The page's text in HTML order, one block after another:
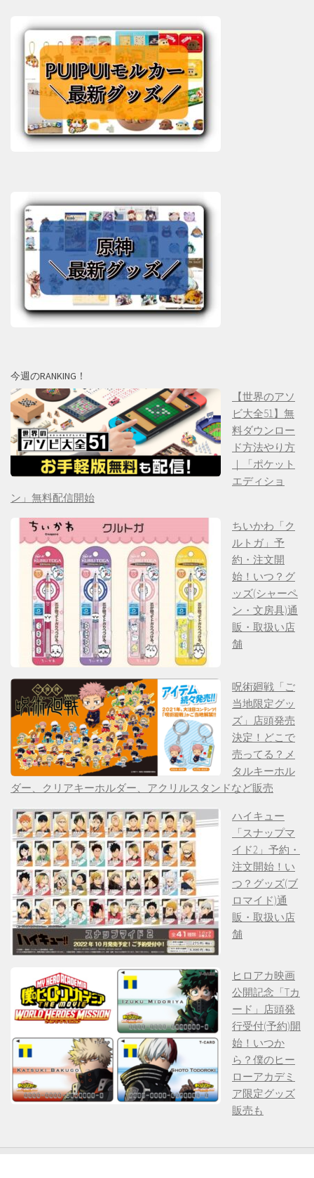
今週のRANKING！
【世界のアソ
ビ大全51】無
料ダウンロー
ド方法やり方
｜「ポケット
エディショ
ン」無料配信開始
ちいかわ「ク
ルトガ」予
約・注文開
始！いつ？グ
ッズ(シャーペ
ン・文房具)通
販・取扱い店
舗
呪術廻戦「ご
当地限定グッ
ズ」店頭発売
決定！どこで
売ってる？メ
タルキーホル
ダー、クリアキーホルダー、アクリルスタンドなど販売
ハイキュー
「スナップマ
イド2」予約・
注文開始！い
つ？グッズ(ブ
ロマイド)通
販・取扱い店
舗
ヒロアカ映画
公開記念「Tカ
ード」店頭発
行受付(予約)開
始！いつか
ら？僕のヒー
ローアカデミ
ア限定グッズ
販売も